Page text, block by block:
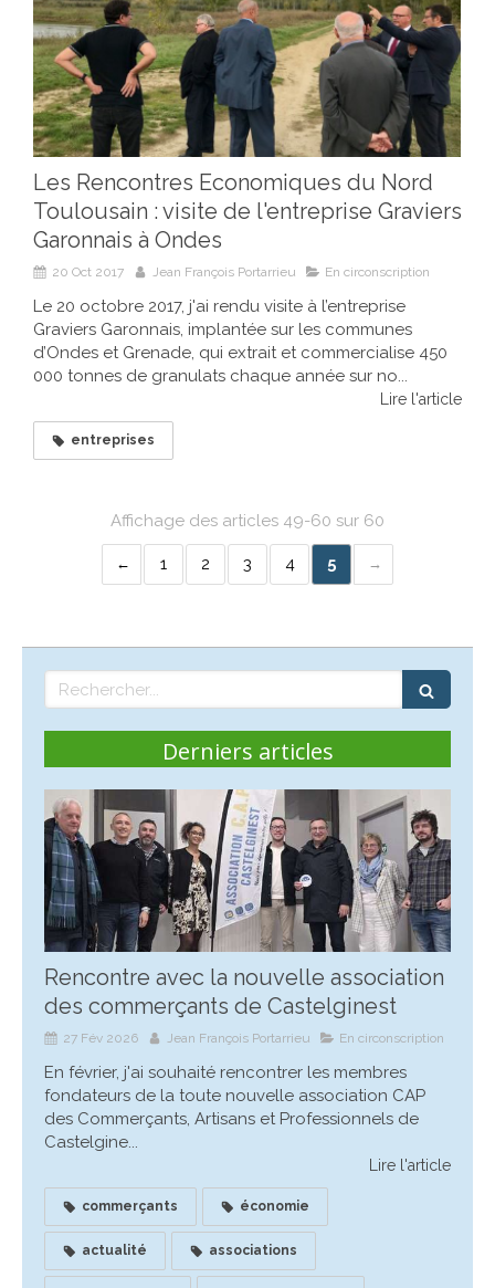
Les Rencontres Economiques du Nord
Toulousain : visite de l'entreprise Graviers
Garonnais à Ondes
20 Oct 2017 Jean François Portarrieu En circonscription
Le 20 octobre 2017, j'ai rendu visite à l’entreprise
Graviers Garonnais, implantée sur les communes
d’Ondes et Grenade, qui extrait et commercialise 450
000 tonnes de granulats chaque année sur no...
Lire l'article
entreprises
Affichage des articles 49-60 sur 60
1 2 3 4 5
Rechercher
Derniers articles
Rencontre avec la nouvelle association
des commerçants de Castelginest
27 Fév 2026 Jean François Portarrieu En circonscription
En février, j'ai souhaité rencontrer les membres
fondateurs de la toute nouvelle association CAP
des Commerçants, Artisans et Professionnels de
Castelgine...
Lire l'article
commerçants économie
actualité associations